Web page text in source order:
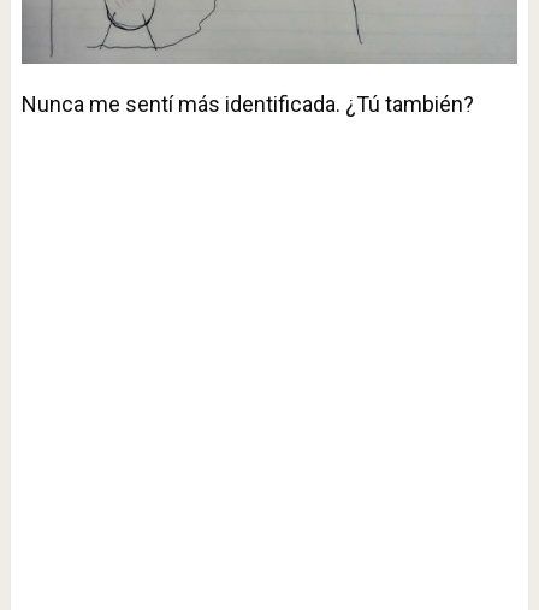
Nunca me sentí más identificada. ¿Tú también?